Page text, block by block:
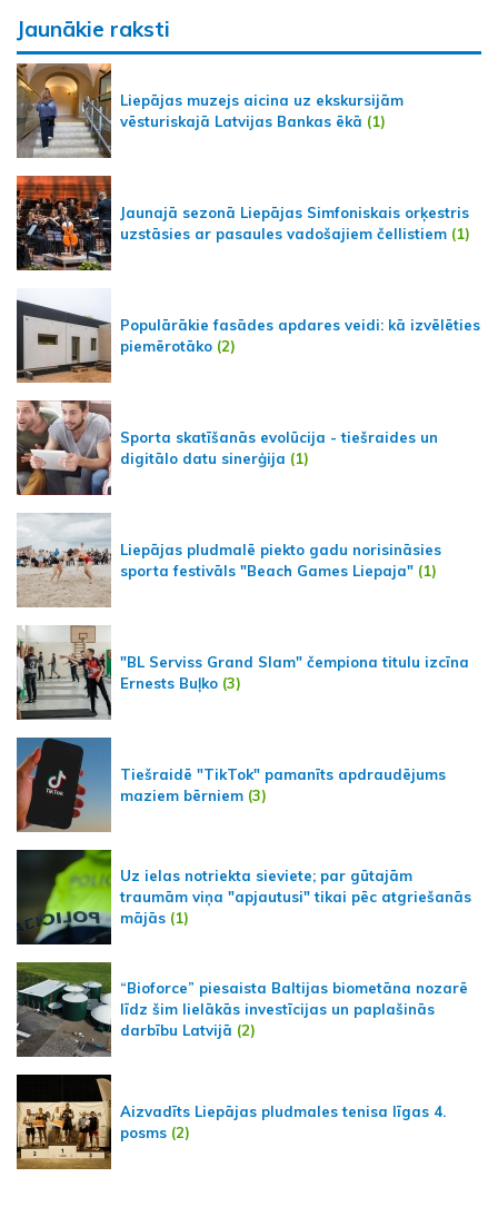
Jaunākie raksti
Liepājas muzejs aicina uz ekskursijām
vēsturiskajā Latvijas Bankas ēkā (1)
Jaunajā sezonā Liepājas Simfoniskais orķestris
uzstāsies ar pasaules vadošajiem čellistiem (1)
Populārākie fasādes apdares veidi: kā izvēlēties
piemērotāko (2)
Sporta skatīšanās evolūcija - tiešraides un
digitālo datu sinerģija (1)
Liepājas pludmalē piekto gadu norisināsies
sporta festivāls "Beach Games Liepaja" (1)
"BL Serviss Grand Slam" čempiona titulu izcīna
Ernests Buļko (3)
Tiešraidē "TikTok" pamanīts apdraudējums
maziem bērniem (3)
Uz ielas notriekta sieviete; par gūtajām
traumām viņa "apjautusi" tikai pēc atgriešanās
mājās (1)
“Bioforce” piesaista Baltijas biometāna nozarē
līdz šim lielākās investīcijas un paplašinās
darbību Latvijā (2)
Aizvadīts Liepājas pludmales tenisa līgas 4.
posms (2)